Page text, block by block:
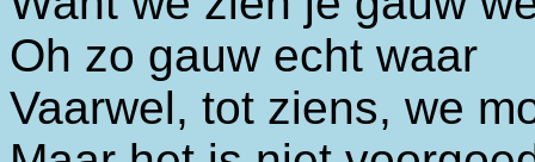
Oh zo gauw echt waar
Vaarwel, tot ziens, we